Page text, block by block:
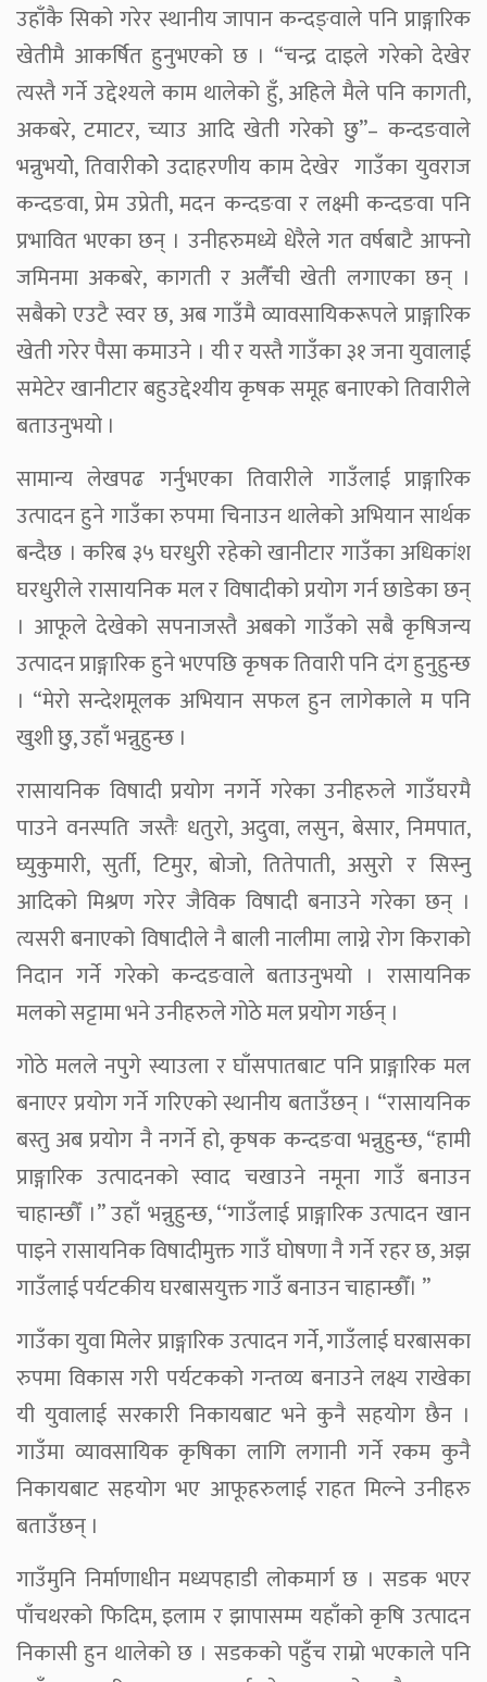
उहाँकै सिको गरेर स्थानीय जापान कन्दङ्वाले पनि प्राङ्गारिक
खेतीमै आकर्षित हुनुभएको छ । “चन्द्र दाइले गरेको देखेर
त्यस्तै गर्ने उद्देश्यले काम थालेको हुँ, अहिले मैले पनि कागती,
अकबरे, टमाटर, च्याउ आदि खेती गरेको छु”– कन्दङवाले
भन्नुभयोे, तिवारीकोे उदाहरणीय काम देखेर गाउँका युवराज
कन्दङवा, प्रेम उप्रेती, मदन कन्दङवा र लक्ष्मी कन्दङवा पनि
प्रभावित भएका छन् । उनीहरुमध्ये धेरैले गत वर्षबाटै आफ्नो
जमिनमा अकबरे, कागती र अलैँची खेती लगाएका छन् ।
सबैको एउटै स्वर छ, अब गाउँमै व्यावसायिकरूपले प्राङ्गारिक
खेती गरेर पैसा कमाउने । यी र यस्तै गाउँका ३१ जना युवालाई
समेटेर खानीटार बहुउद्देश्यीय कृषक समूह बनाएको तिवारीले
बताउनुभयो ।
सामान्य लेखपढ गर्नुभएका तिवारीले गाउँलाई प्राङ्गारिक
उत्पादन हुने गाउँका रुपमा चिनाउन थालेको अभियान सार्थक
बन्दैछ । करिब ३५ घरधुरी रहेको खानीटार गाउँका अधिकांश
घरधुरीले रासायनिक मल र विषादीको प्रयोग गर्न छाडेका छन्
। आफूले देखेको सपनाजस्तै अबको गाउँको सबै कृषिजन्य
उत्पादन प्राङ्गारिक हुने भएपछि कृषक तिवारी पनि दंग हुनुहुन्छ
। “मेरो सन्देशमूलक अभियान सफल हुन लागेकाले म पनि
खुशी छु, उहाँ भन्नुहुन्छ ।
रासायनिक विषादी प्रयोग नगर्ने गरेका उनीहरुले गाउँघरमै
पाउने वनस्पति जस्तैः धतुरो, अदुवा, लसुन, बेसार, निमपात,
घ्युकुमारी, सुर्ती, टिमुर, बोजो, तितेपाती, असुरो र सिस्नु
आदिको मिश्रण गरेर जैविक विषादी बनाउने गरेका छन् ।
त्यसरी बनाएको विषादीले नै बाली नालीमा लाग्ने रोग किराको
निदान गर्ने गरेको कन्दङवाले बताउनुभयो । रासायनिक
मलको सट्टामा भने उनीहरुले गोठे मल प्रयोग गर्छन् ।
गोठे मलले नपुगे स्याउला र घाँसपातबाट पनि प्राङ्गारिक मल
बनाएर प्रयोग गर्ने गरिएको स्थानीय बताउँछन् । “रासायनिक
बस्तु अब प्रयोग नै नगर्ने हो, कृषक कन्दङवा भन्नुहुन्छ, “हामी
प्राङ्गारिक उत्पादनको स्वाद चखाउने नमूना गाउँ बनाउन
चाहान्छौँ ।” उहाँ भन्नुहुन्छ, ‘‘गाउँलाई प्राङ्गारिक उत्पादन खान
पाइने रासायनिक विषादीमुक्त गाउँ घोषणा नै गर्ने रहर छ, अझ
गाउँलाई पर्यटकीय घरबासयुक्त गाउँ बनाउन चाहान्छौँ। ”
गाउँका युवा मिलेर प्राङ्गारिक उत्पादन गर्ने, गाउँलाई घरबासका
रुपमा विकास गरी पर्यटकको गन्तव्य बनाउने लक्ष्य राखेका
यी युवालाई सरकारी निकायबाट भने कुनै सहयोग छैन ।
गाउँमा व्यावसायिक कृषिका लागि लगानी गर्ने रकम कुनै
निकायबाट सहयोग भए आफूहरुलाई राहत मिल्ने उनीहरु
बताउँछन् ।
गाउँमुनि निर्माणाधीन मध्यपहाडी लोकमार्ग छ । सडक भएर
पाँचथरको फिदिम, इलाम र झापासम्म यहाँको कृषि उत्पादन
निकासी हुन थालेको छ । सडकको पहुँच राम्रो भएकाले पनि